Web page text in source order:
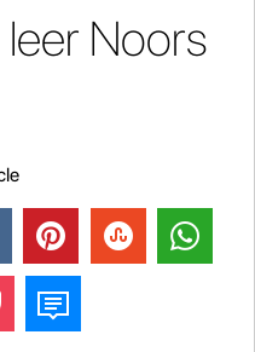
Noors